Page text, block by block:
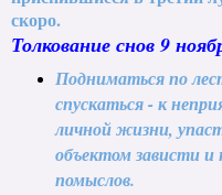
скоро.
Толкование снов 9
Подниматься по
спускаться - к
личной жизни,
объектом зависти
помыслов.